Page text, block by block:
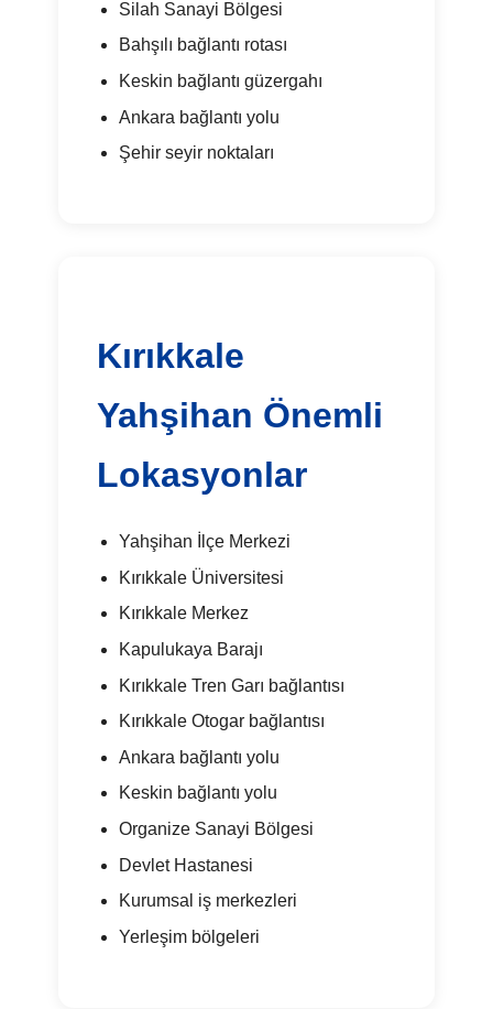
Silah Sanayi Bölgesi
Bahşılı bağlantı rotası
Keskin bağlantı güzergahı
Ankara bağlantı yolu
Şehir seyir noktaları
Kırıkkale
Yahşihan Önemli
Lokasyonlar
Yahşihan İlçe Merkezi
Kırıkkale Üniversitesi
Kırıkkale Merkez
Kapulukaya Barajı
Kırıkkale Tren Garı bağlantısı
Kırıkkale Otogar bağlantısı
Ankara bağlantı yolu
Keskin bağlantı yolu
Organize Sanayi Bölgesi
Devlet Hastanesi
Kurumsal iş merkezleri
Yerleşim bölgeleri